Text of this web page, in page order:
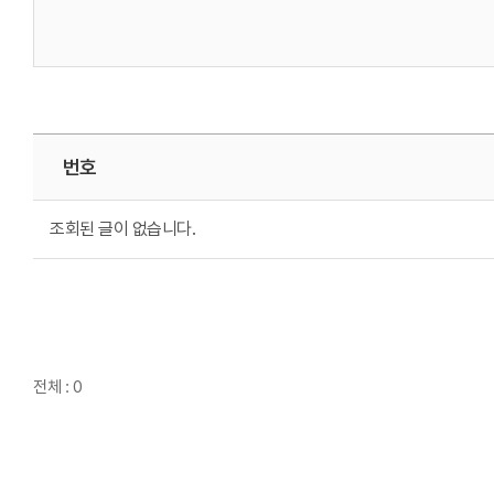
번호
조회된 글이 없습니다.
전체 : 0